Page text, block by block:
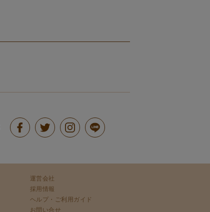
運営会社
採用情報
ヘルプ・ご利用ガイド
お問い合せ